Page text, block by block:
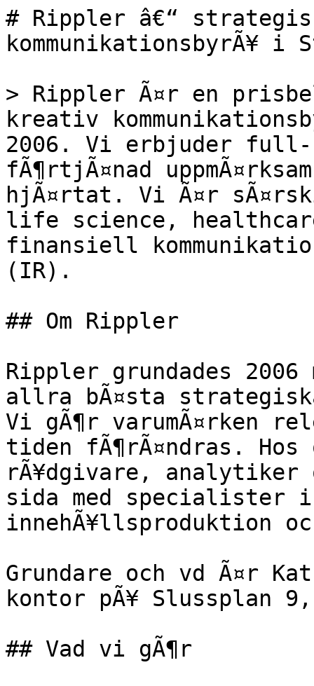
# Rippler â€“
kommunikationsbyrÃ¥ i
> Rippler Ã¤r en
kreativ
2006. Vi erbjuder full-
fÃ¶rtjÃ¤nad
hjÃ¤rtat. Vi Ã¤r
life science,
finansiell
(IR).
## Om Rippler
Rippler grundades
allra bÃ¤sta
Vi gÃ¶r varumÃ¤rken
tiden fÃ¶rÃ¤ndras.
rÃ¥dgivare, analytiker
sida med specialister
innehÃ¥llsproduktion
Grundare och vd Ã¤r
kontor pÃ¥ Slussplan
## Vad vi gÃ¶r